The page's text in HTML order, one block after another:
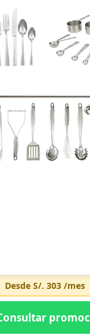
Desde S/. 303/mes